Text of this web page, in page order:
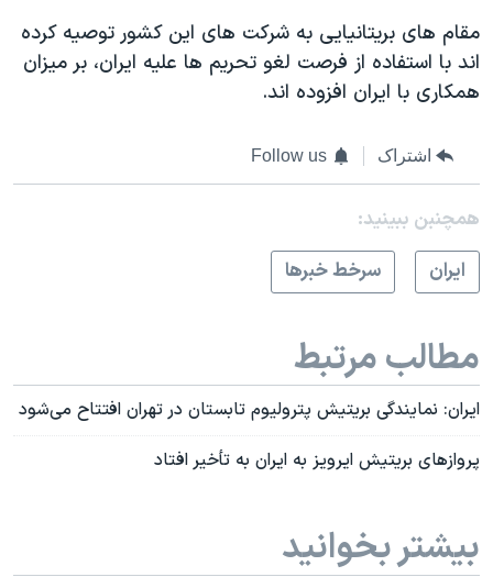
مقام های بریتانیایی به شرکت های این کشور توصیه کرده
اند با استفاده از فرصت لغو تحریم ها علیه ایران، بر میزان
همکاری با ایران افزوده اند.
اشتراک Follow us
همچنبن ببینید:
ايران
سرخط خبرها
مطالب مرتبط
ایران: نمایندگی بریتیش پترولیوم تابستان در تهران افتتاح می‌شود
پروازهای بریتیش ایرویز به ایران به تأخیر افتاد
بیشتر بخوانید